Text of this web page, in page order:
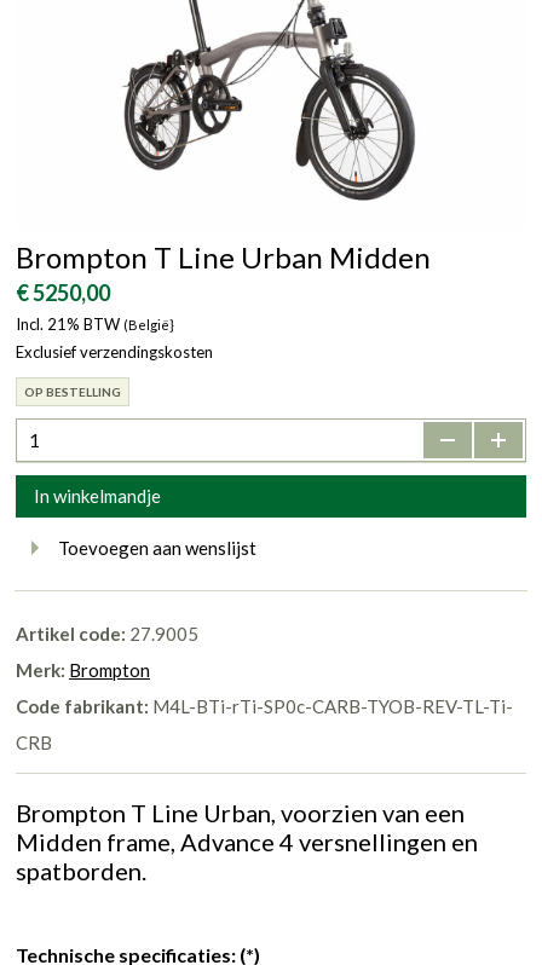
Brompton T Line Urban Midden
€ 5250,00
Incl. 21% BTW (België}
Exclusief verzendingskosten
OP BESTELLING
- +
In winkelmandje
Toevoegen aan wenslijst
Artikel code: 27.9005
Merk: Brompton
Code fabrikant: M4L-BTi-rTi-SP0c-CARB-TYOB-REV-TL-Ti-
CRB
Brompton T Line Urban, voorzien van een
Midden frame, Advance 4 versnellingen en
spatborden.
Technische specificaties: (*)